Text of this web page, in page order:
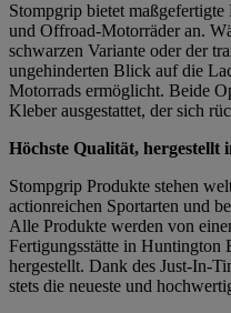
Stompgrip bietet
und Offroad-Motorräder an.
schwarzen Variante oder der
ungehinderten Blick auf die
Motorrads ermöglicht. Beide
Kleber ausgestattet, der sich
Höchste Qualität, hergestellt
Stompgrip Produkte stehen
actionreichen Sportarten und
Alle Produkte werden von
Fertigungsstätte in Huntington
hergestellt. Dank des Just-In-
stets die neueste und